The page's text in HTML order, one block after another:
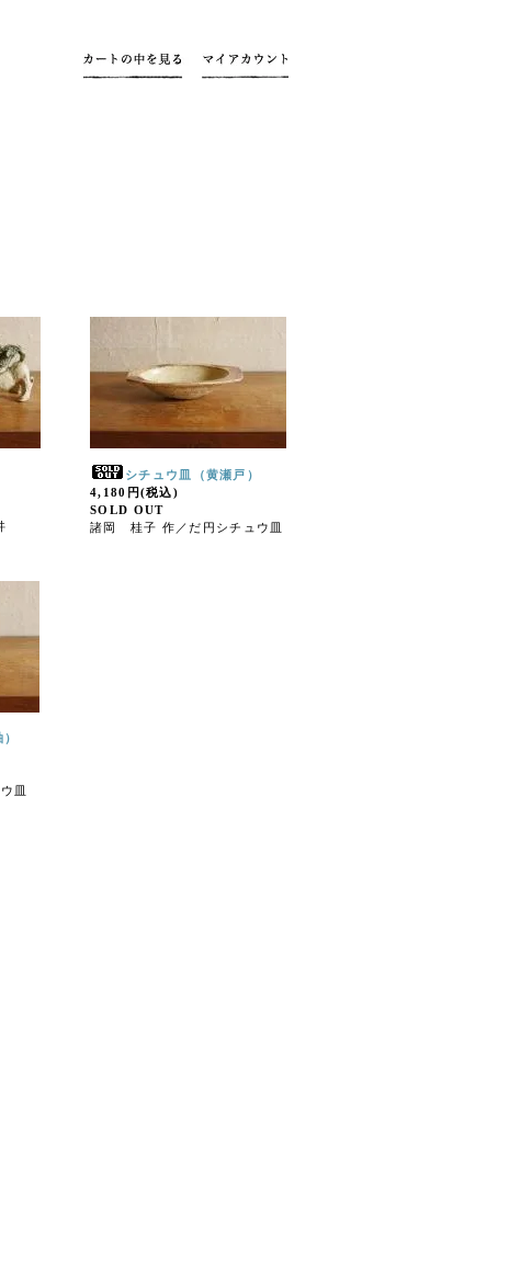
シチュウ皿（黄瀬戸）
4,180円(税込)
SOLD OUT
諸岡 桂子 作／だ円シチュウ皿
皿